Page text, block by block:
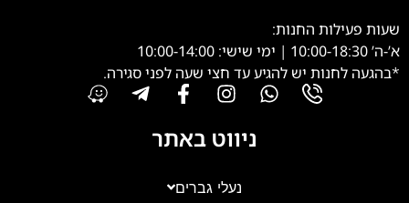
שעות פעילות החנות:
א’-ה’ 10:00-18:30 | ימי שישי: 10:00-14:00
*בהגעה לחנות יש להגיע עד חצי שעה לפני סגירה.
ניווט באתר
נעלי גברים